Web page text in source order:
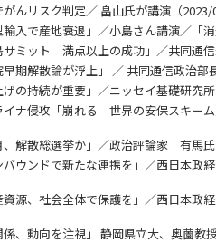
んリスク判定／ 畠山氏が講演（2023/
入で産地衰退」／小島さん講演／「
ミット 満点以上の成功」／共同通
期解散論が浮上」 ／ 共同通信政治部
の持続が重要」／ニッセイ基礎研究
ナ侵攻「崩れる 世界の安保スキー
解散総選挙か」／政治評論家 有馬
ウンドで新たな連携を」／西日本政
源、社会全体で保護を」／西日本政
、動向を注視」 静岡県立大、奥薗教